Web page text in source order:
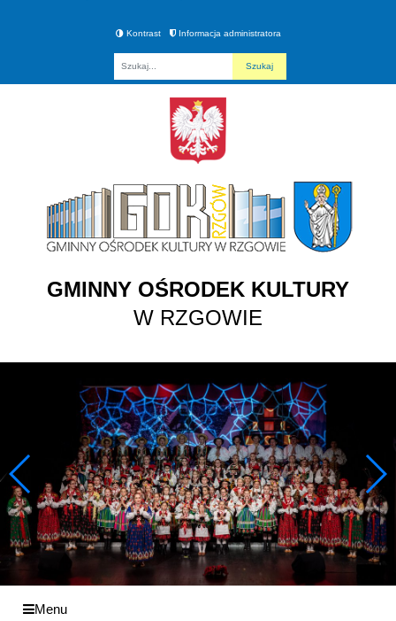
Kontrast Informacja administratora
GMINNY OŚRODEK KULTURY
W RZGOWIE
Menu